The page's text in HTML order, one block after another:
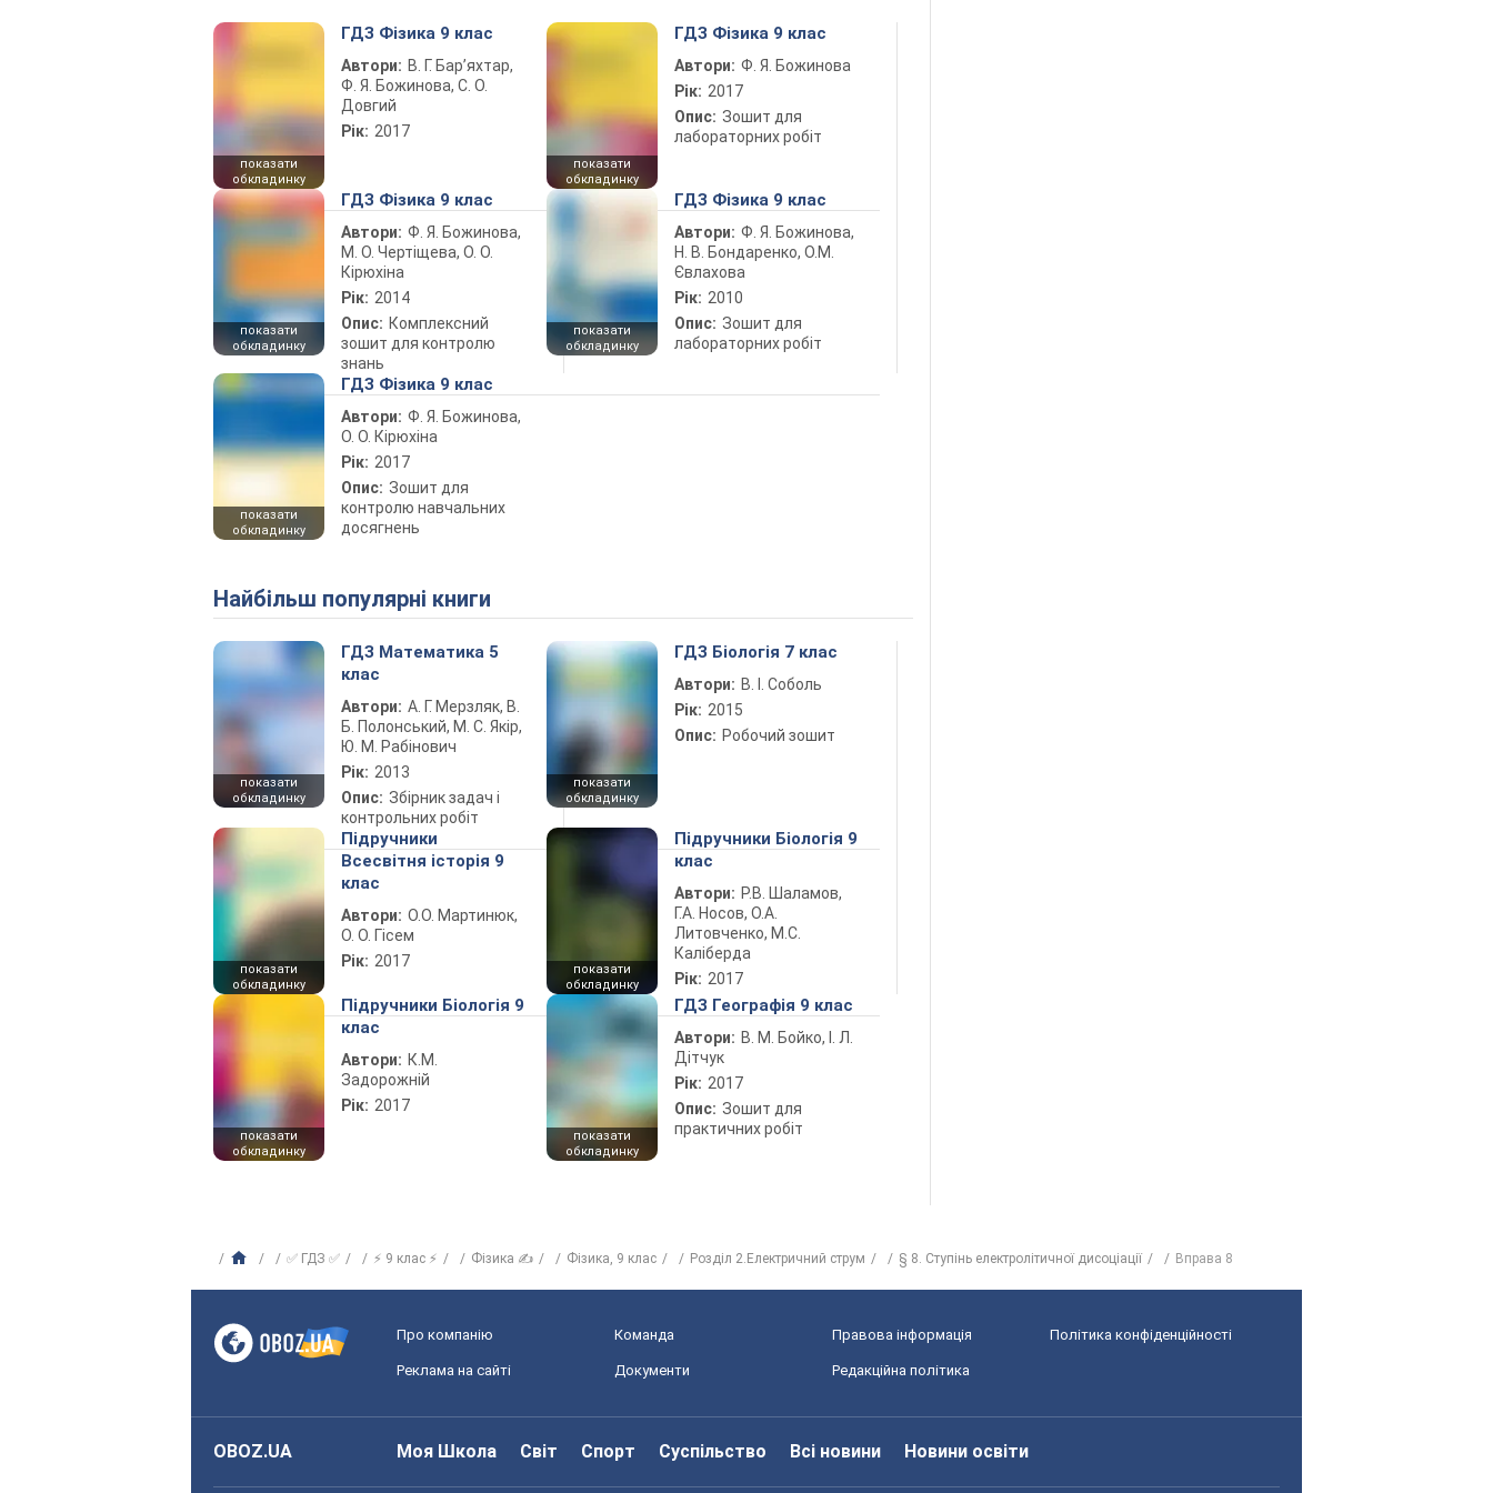
показати
обкладинку
ГДЗ Фізика 9 клас
Автори: В. Г. Бар’яхтар,
Ф. Я. Божинова, С. О.
Довгий
Рік: 2017
показати
обкладинку
ГДЗ Фізика 9 клас
Автори: Ф. Я. Божинова
Рік: 2017
Опис: Зошит для
лабораторних робіт
показати
обкладинку
ГДЗ Фізика 9 клас
Автори: Ф. Я. Божинова,
М. О. Чертіщева, О. О.
Кірюхіна
Рік: 2014
Опис: Комплексний
зошит для контролю
знань
показати
обкладинку
ГДЗ Фізика 9 клас
Автори: Ф. Я. Божинова,
Н. В. Бондаренко, О.М.
Євлахова
Рік: 2010
Опис: Зошит для
лабораторних робіт
показати
обкладинку
ГДЗ Фізика 9 клас
Автори: Ф. Я. Божинова,
О. О. Кірюхіна
Рік: 2017
Опис: Зошит для
контролю навчальних
досягнень
Найбільш популярні книги
показати
обкладинку
ГДЗ Математика 5
клас
Автори: А. Г. Мерзляк, В.
Б. Полонський, М. С. Якір,
Ю. М. Рабінович
Рік: 2013
Опис: Збірник задач і
контрольних робіт
показати
обкладинку
ГДЗ Біологія 7 клас
Автори: В. І. Соболь
Рік: 2015
Опис: Робочий зошит
показати
обкладинку
Підручники
Всесвітня історія 9
клас
Автори: О.О. Мартинюк,
О. О. Гісем
Рік: 2017
показати
обкладинку
Підручники Біологія 9
клас
Автори: Р.В. Шаламов,
Г.А. Носов, О.А.
Литовченко, М.С.
Каліберда
Рік: 2017
показати
обкладинку
Підручники Біологія 9
клас
Автори: К.М.
Задорожній
Рік: 2017
показати
обкладинку
ГДЗ Географія 9 клас
Автори: В. М. Бойко, І. Л.
Дітчук
Рік: 2017
Опис: Зошит для
практичних робіт
✅ ГДЗ ✅ ⚡ 9 клас ⚡ Фізика ✍ Фізика, 9 клас Розділ 2.Електричний струм § 8. Ступінь електролітичної дисоціації Вправа 8
Про компанію Команда Правова інформація Політика конфіденційності
Реклама на сайті Документи Редакційна політика
OBOZ.UA Моя Школа Світ Спорт Суспільство Всі новини Новини освіти